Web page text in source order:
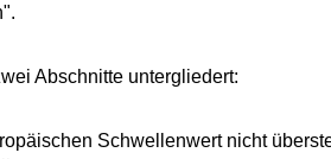
Abschnitte untergliedert:
Schwellenwert nicht